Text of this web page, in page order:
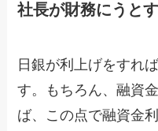
社長が財務にうと
日銀が利上げをすれ
す。もちろん、融資
ば、この点で融資金